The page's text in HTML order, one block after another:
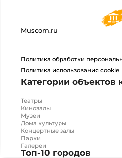
Muscom.ru
Политика обработки
Политика использования cookie
Категории объектов
Театры
Кинозалы
Музеи
Дома культуры
Концертные залы
Парки
Галереи
Топ-10 городов